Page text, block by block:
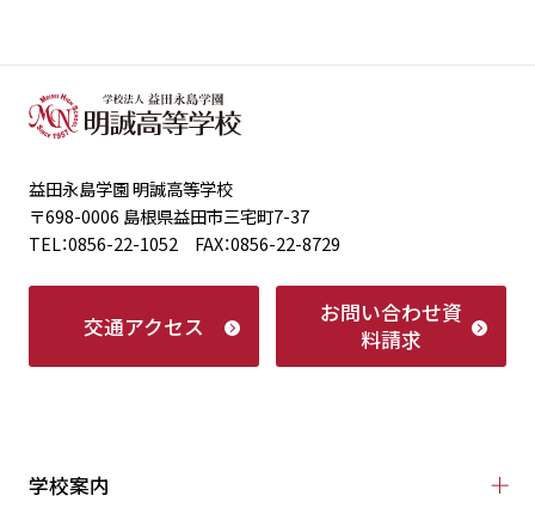
益田永島学園 明誠高等学校
〒698-0006 島根県益田市三宅町7-37
TEL：0856-22-1052 FAX：0856-22-8729
交通アクセス お問い合わせ資
料請求
学校案内